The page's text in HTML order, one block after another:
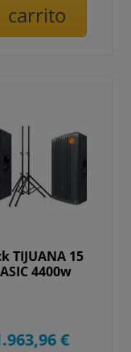
carrito
TIJUANA 15
4400w
€